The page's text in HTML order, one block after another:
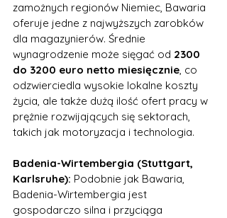
zamożnych regionów Niemiec, Bawaria
oferuje jedne z najwyższych zarobków
dla magazynierów. Średnie
wynagrodzenie może sięgać od 2300
do 3200 euro netto miesięcznie, co
odzwierciedla wysokie lokalne koszty
życia, ale także dużą ilość ofert pracy w
prężnie rozwijających się sektorach,
takich jak motoryzacja i technologia.
Badenia-Wirtembergia (Stuttgart,
Karlsruhe): Podobnie jak Bawaria,
Badenia-Wirtembergia jest
gospodarczo silna i przyciąga